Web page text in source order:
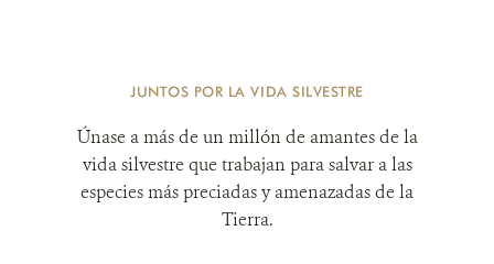
JUNTOS POR LA VIDA SILVESTRE
Únase a más de un millón de amantes de la
vida silvestre que trabajan para salvar a las
especies más preciadas y amenazadas de la
Tierra.